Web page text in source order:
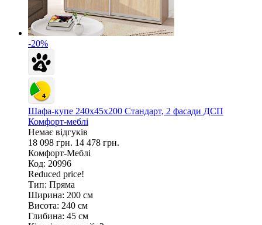
-20%
Шафа-купе 240х45х200 Стандарт, 2 фасади ДСП
Комфорт-меблі
Немає відгуків
18 098 грн. 14 478 грн.
Комфорт-Меблі
Код: 20996
Reduced price!
Тип: Пряма
Ширина: 200 см
Висота: 240 см
Глибина: 45 см